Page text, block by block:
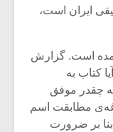
ایران است،
است. گزارش
کتاب به
چقدر موفق
مطابقت اسم
بر ضرورت